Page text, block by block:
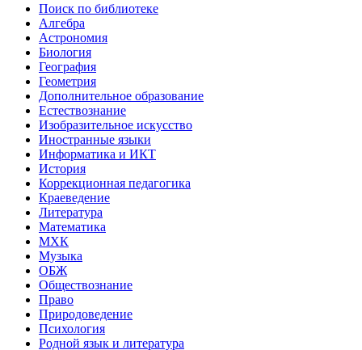
Поиск по библиотеке
Алгебра
Астрономия
Биология
География
Геометрия
Дополнительное образование
Естествознание
Изобразительное искусство
Иностранные языки
Информатика и ИКТ
История
Коррекционная педагогика
Краеведение
Литература
Математика
МХК
Музыка
ОБЖ
Обществознание
Право
Природоведение
Психология
Родной язык и литература